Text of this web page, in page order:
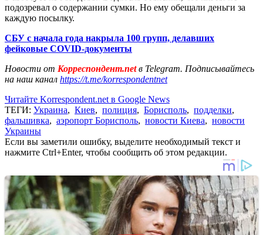
подозревал о содержании сумки. Но ему обещали деньги за
каждую посылку.
СБУ с начала года накрыла 100 групп, делавших
фейковые COVID-документы
Новости от Корреспондент.netв Telegram. Подписывайтесь
на наш канал https://t.me/korrespondentnet
Читайте Korrespondent.net в Google News
ТЕГИ: Украина, Киев, полиция, Борисполь, подделки,
фальшивка, аэропорт Борисполь, новости Киева, новости
Украины
Если вы заметили ошибку, выделите необходимый текст и
нажмите Ctrl+Enter, чтобы сообщить об этом редакции.